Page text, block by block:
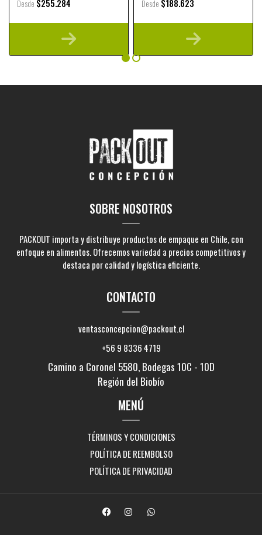
Desde $255.284 Desde $188.623
SOBRE NOSOTROS
PACKOUT importa y distribuye productos de empaque en Chile, con
enfoque en alimentos. Ofrecemos variedad a precios competitivos y
destaca por calidad y logística eficiente.
CONTACTO
ventasconcepcion@packout.cl
+56 9 8336 4719
Camino a Coronel 5580, Bodegas 10C - 10D
Región del Biobío
MENÚ
TÉRMINOS Y CONDICIONES
POLÍTICA DE REEMBOLSO
POLÍTICA DE PRIVACIDAD